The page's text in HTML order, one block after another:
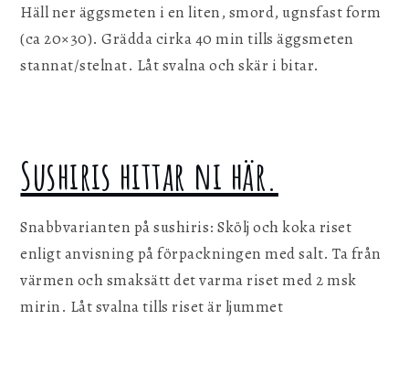
Häll ner äggsmeten i en liten, smord, ugnsfast form
(ca 20×30). Grädda cirka 40 min tills äggsmeten
stannat/stelnat. Låt svalna och skär i bitar.
Sushiris hittar ni här.
Snabbvarianten på sushiris: Skölj och koka riset
enligt anvisning på förpackningen med salt. Ta från
värmen och smaksätt det varma riset med 2 msk
mirin. Låt svalna tills riset är ljummet